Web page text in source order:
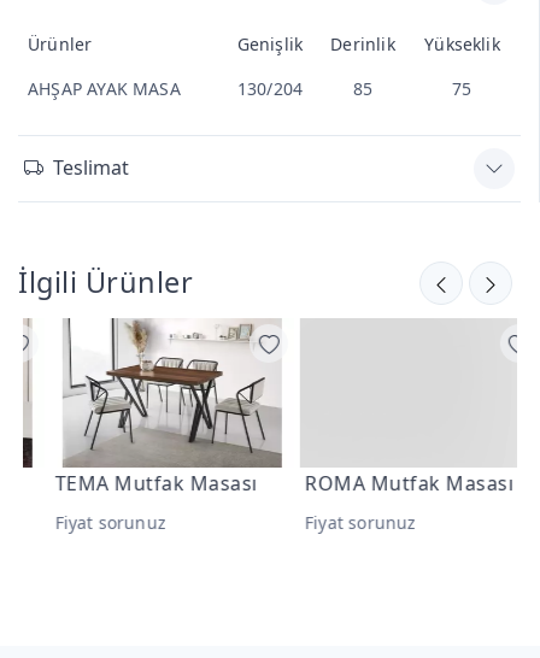
Ürünler Genişlik Derinlik
Yükseklik
AHŞAP AYAK MASA
130/204 85 75
Teslimat
İlgili Ürünler
TEMA Mutfak Masası
Fiyat sorunuz
ROMA Mutfak Masası
Fiyat sorunuz